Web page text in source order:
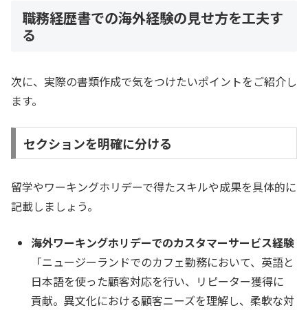
職務経歴書での海外経験の見せ方を工夫す
る
次に、実際の書類作成で気をつけたいポイントをご紹介し
ます。
セクションを明確に分ける
留学やワーキングホリデーで得たスキルや成果を具体的に
記載しましょう。
海外ワーキングホリデーでのカスタマーサービス経験
「ニュージーランドでのカフェ勤務において、英語と
日本語を使った顧客対応を行い、リピーター獲得に
貢献。異文化における顧客ニーズを理解し、柔軟な対